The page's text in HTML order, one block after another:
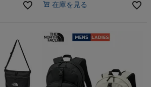
在庫を見る